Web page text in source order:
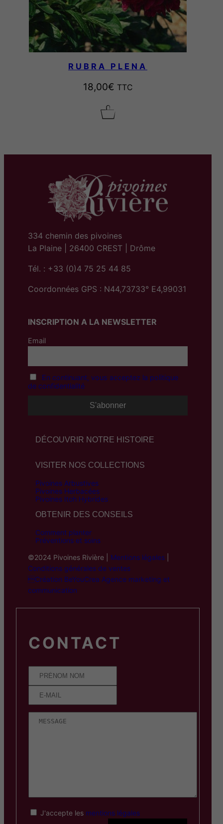
RUBRA PLENA
18,00€ TTC
334 chemin des pivoines
La Plaine | 26400 CREST | Drôme
Tél. : +33 (0)4 75 25 44 85
Coordonnées GPS : N44,73733° E4,99031
INSCRIPTION A LA NEWSLETTER
Email
En continuant, vous acceptez la politique
de confidentialité
DÉCOUVRIR NOTRE HISTOIRE
VISITER NOS COLLECTIONS
Pivoines Arbustives
Pivoines Herbacées
Pivoines Itoh Hybrides
OBTENIR DES CONSEILS
Comment planter
Préventions et soins
©2024 Pivoines Rivière | Mentions légales
Conditions générales de ventes
Création BeYouCrea Agence marketing et
communication
CONTACT
J'accepte les mentions légales